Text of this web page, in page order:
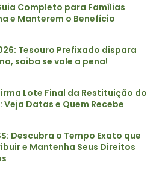
Completo para Famílias
e Manterem o Benefício
Tesouro Prefixado dispara
saiba se vale a pena!
Lote Final da Restituição do
Veja Datas e Quem Recebe
Descubra o Tempo Exato que
e Mantenha Seus Direitos